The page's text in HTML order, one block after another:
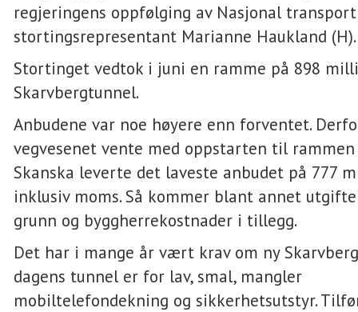
regjeringens oppfølging av Nasjonal
stortingsrepresentant Marianne Haukland
Stortinget vedtok i juni en ramme på 898
Skarvbergtunnel.
Anbudene var noe høyere enn forventet.
vegvesenet vente med oppstarten til
Skanska leverte det laveste anbudet på 777
inklusiv moms. Så kommer blant annet
grunn og byggherrekostnader i tillegg.
Det har i mange år vært krav om ny
dagens tunnel er for lav, smal, mangler
mobiltelefondekning og sikkerhetsutstyr.